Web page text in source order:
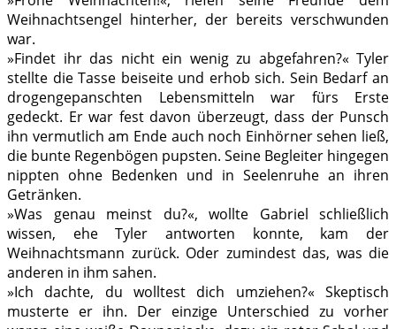
Weihnachtsengel hinterher, der bereits verschwunden
war.
»Findet ihr das nicht ein wenig zu abgefahren?« Tyler
stellte die Tasse beiseite und erhob sich. Sein Bedarf an
drogengepanschten Lebensmitteln war fürs Erste
gedeckt. Er war fest davon überzeugt, dass der Punsch
ihn vermutlich am Ende auch noch Einhörner sehen ließ,
die bunte Regenbögen pupsten. Seine Begleiter hingegen
nippten ohne Bedenken und in Seelenruhe an ihren
Getränken.
»Was genau meinst du?«, wollte Gabriel schließlich
wissen, ehe Tyler antworten konnte, kam der
Weihnachtsmann zurück. Oder zumindest das, was die
anderen in ihm sahen.
»Ich dachte, du wolltest dich umziehen?« Skeptisch
musterte er ihn. Der einzige Unterschied zu vorher